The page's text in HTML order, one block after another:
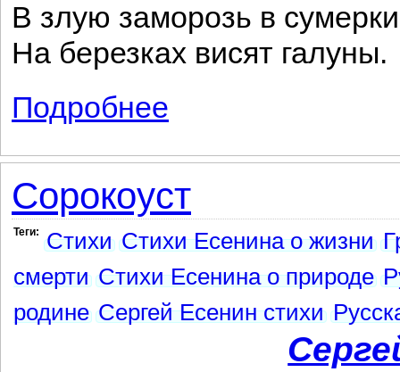
В злую заморозь в
На березках висят галуны.
Подробнее
Сорокоуст
Теги: Стихи Стихи Есенина о жизни
смерти Стихи Есенина о природе
родине Сергей Есенин стихи